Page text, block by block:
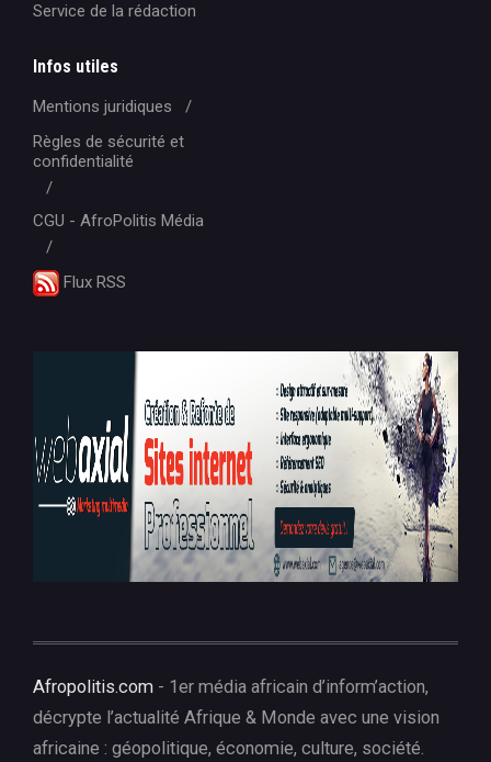
Service de la rédaction
Infos utiles
Mentions juridiques
Règles de sécurité et
confidentialité
CGU - AfroPolitis Média
Flux RSS
Afropolitis.com - 1er média africain d’inform’action,
décrypte l’actualité Afrique & Monde avec une vision
africaine : géopolitique, économie, culture, société.